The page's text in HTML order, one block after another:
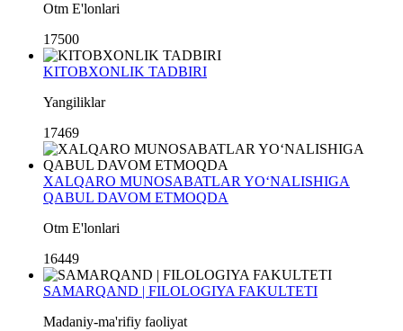
Otm E'lonlari
17500
KITOBXONLIK TADBIRI
Yangiliklar
17469
XALQARO MUNOSABATLAR YO‘NALISHIGA
QABUL DAVOM ETMOQDA
Otm E'lonlari
16449
SAMARQAND | FILOLOGIYA FAKULTETI
Madaniy-ma'rifiy faoliyat